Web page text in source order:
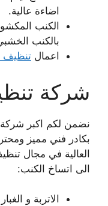
اضاءة عالية.
الكنب
بالكنب
اعمال تنظيف
شركة
نضمن لكم اكبر
بكادر فني مميز
العالية في مجال
الى اتساخ الكنب:
الاتربة و